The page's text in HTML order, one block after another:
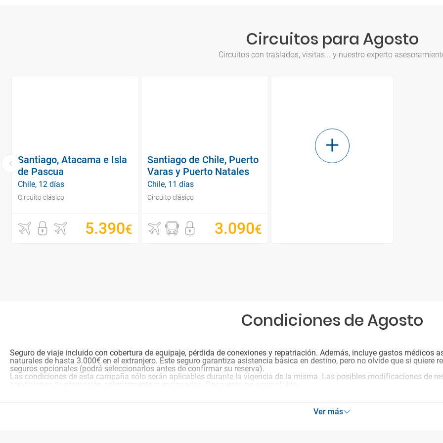
Circuitos para Agosto
Circuitos con traslados, visitas... y nuestro experto
Santiago, Atacama e Isla
de Pascua
Chile, 12 días
Circuito clásico
5.390€
Santiago de Chile, Puerto
Varas y Puerto Natales
Chile, 11 días
Circuito clásico
3.090€
Condiciones de Agosto
Seguro de viaje incluido con cobertura de equipaje, pérdida de conexiones y repatriación. Además, incluye gastos
naturales de hasta 3.000€ en el extranjero. Este seguro garantiza asistencia básica en destino, pero no olvide que si quiere
seguros opcionales (podrá seleccionarlos antes de confirmar su reserva).
Las condiciones de esta campaña sólo serán aplicables durante la vigencia de la misma. Las posibles modificaciones de
condiciones de promoción anteriormente mencionadas. Descuento no acumulable.
Ver más